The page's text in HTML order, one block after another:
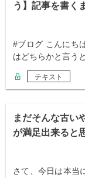
う】記事を書く
#ブログ こんにち
はどちらかと言う
テキスト
まだそんな古い
が満足出来ると
さて、今日は本当